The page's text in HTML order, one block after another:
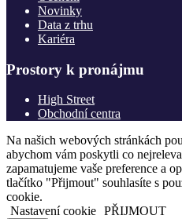
Novinky
Data z trhu
Kariéra
Prostory k pronájmu
High Street
Obchodní centra
Na našich webových stránkách
abychom vám poskytli co
zapamatujeme vaše preference a
tlačítko "Přijmout" souhlasíte s
cookie.
Nastavení cookie PŘIJMOUT